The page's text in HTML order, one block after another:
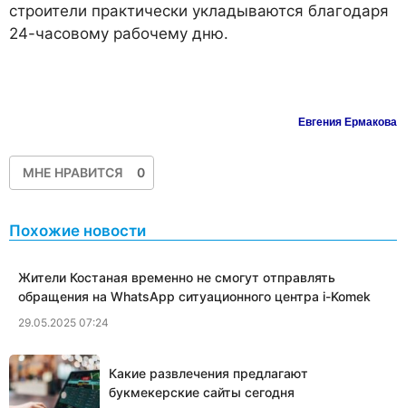
строители практически укладываются благодаря
24-часовому рабочему дню.
Евгения Ермакова
МНЕ НРАВИТСЯ 0
Похожие новости
Жители Костаная временно не смогут отправлять
обращения на WhatsApp ситуационного центра i-Komek
29.05.2025 07:24
Какие развлечения предлагают
букмекерские сайты сегодня